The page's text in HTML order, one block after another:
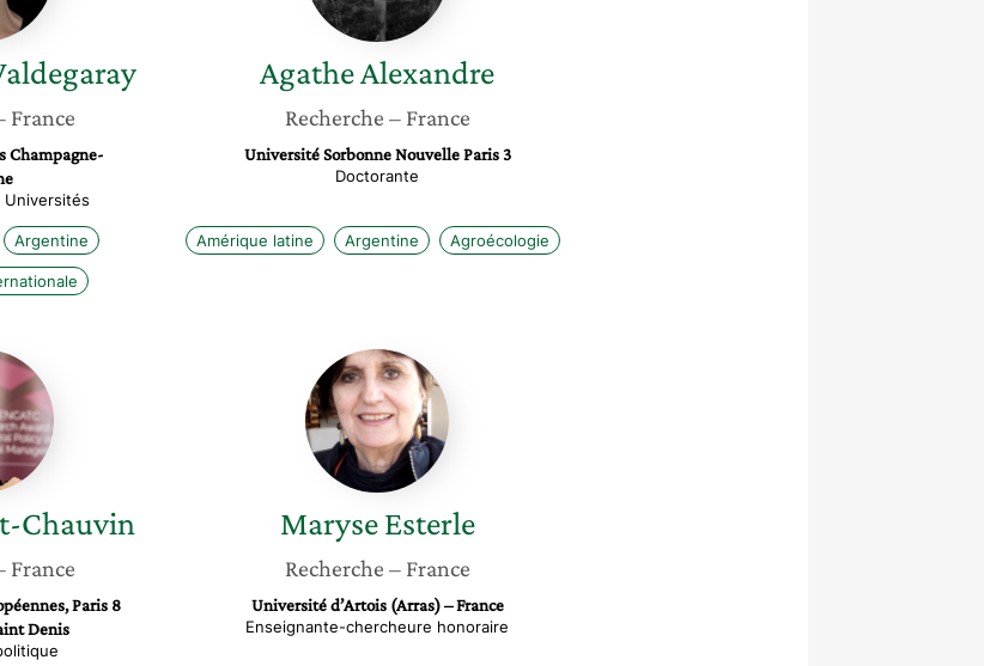
France
Champagne-
Universités
Argentine
AgatheAlexandre
Recherche – France
Université Sorbonne Nouvelle Paris 3
Doctorante
Amérique latine Argentine Agroécologie
Chauvin
France
Paris 8
Denis
Maryse
Esterle
Maryse Esterle
Recherche – France
Université d’Artois (Arras) – France
Enseignante-chercheure honoraire